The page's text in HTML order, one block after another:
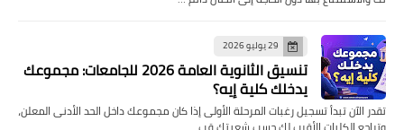
29 يوليو 2026
تنسيق الثانوية العامة 2026 للجامعات: مجموعك
يدخلك كلية إيه؟
تقدر الآن تبدأ تسجيل رغبات المرحلة الأولى إذا كان مجموعك داخل الحد الأدنى المعلن،